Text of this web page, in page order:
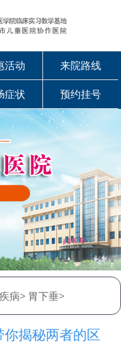
活动 来院路线
症状 预约挂号
病> 胃下垂>
揭秘两者的区